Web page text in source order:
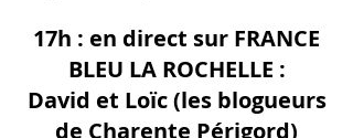
17h : en direct sur FRANCE
BLEU LA ROCHELLE :
David et Loïc (les blogueurs
de Charente Périgord)